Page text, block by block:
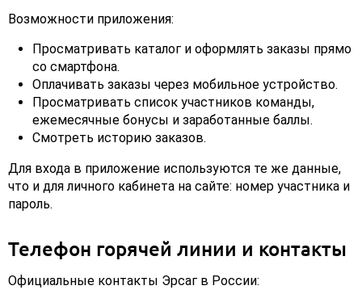
Возможности приложения:
Просматривать каталог и оформлять заказы прямо
со смартфона.
Оплачивать заказы через мобильное устройство.
Просматривать список участников команды,
ежемесячные бонусы и заработанные баллы.
Смотреть историю заказов.
Для входа в приложение используются те же данные,
что и для личного кабинета на сайте: номер участника и
пароль.
Телефон горячей линии и контакты
Официальные контакты Эрсаг в России: